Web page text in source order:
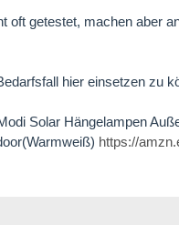
getestet, machen aber
hier einsetzen zu
Solar Hängelampen
https://